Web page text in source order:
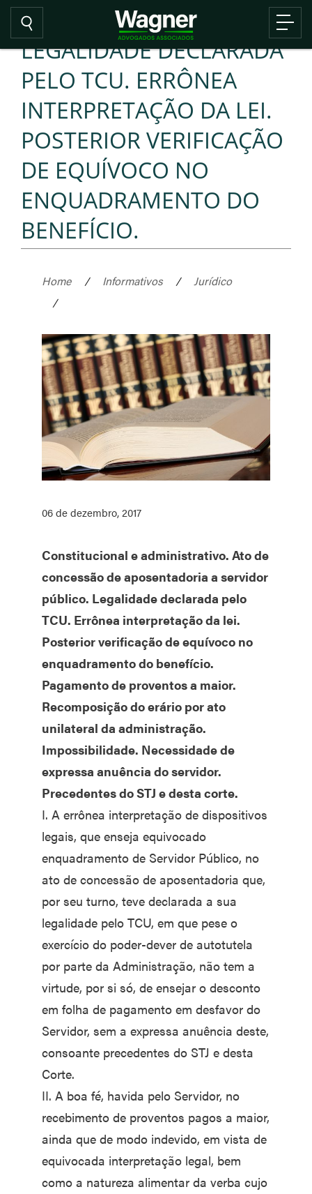
LEGALIDADE DECLARADA
PELO TCU. ERRÔNEA
INTERPRETAÇÃO DA LEI.
POSTERIOR VERIFICAÇÃO
DE EQUÍVOCO NO
ENQUADRAMENTO DO
BENEFÍCIO.
Home / Informativos /
Jurídico
/
06 de dezembro, 2017
Constitucional e administrativo. Ato de
concessão de aposentadoria a servidor
público. Legalidade declarada pelo
TCU. Errônea interpretação da lei.
Posterior verificação de equívoco no
enquadramento do benefício.
Pagamento de proventos a maior.
Recomposição do erário por ato
unilateral da administração.
Impossibilidade. Necessidade de
expressa anuência do servidor.
Precedentes do STJ e desta corte.
I. A errônea interpretação de dispositivos
legais, que enseja equivocado
enquadramento de Servidor Público, no
ato de concessão de aposentadoria que,
por seu turno, teve declarada a sua
legalidade pelo TCU, em que pese o
exercício do poder-dever de autotutela
por parte da Administração, não tem a
virtude, por si só, de ensejar o desconto
em folha de pagamento em desfavor do
Servidor, sem a expressa anuência deste,
consoante precedentes do STJ e desta
Corte.
II. A boa fé, havida pelo Servidor, no
recebimento de proventos pagos a maior,
ainda que de modo indevido, em vista de
equivocada interpretação legal, bem
como a natureza alimentar da verba cujo